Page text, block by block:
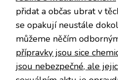
přidat a občas ubrat v
se opakují neustále
můžeme něčím
přípravky jsou sice
jsou nebezpečné, ale